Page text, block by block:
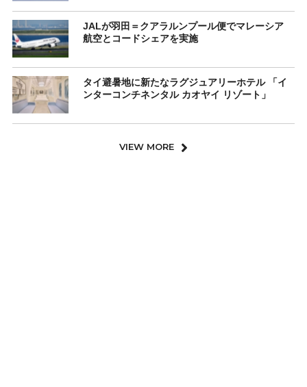
JALが羽田＝クアラルンプール便でマレーシア
航空とコードシェアを実施
タイ避暑地に新たなラグジュアリーホテル 「イ
ンターコンチネンタル カオヤイ リゾート」
VIEW MORE